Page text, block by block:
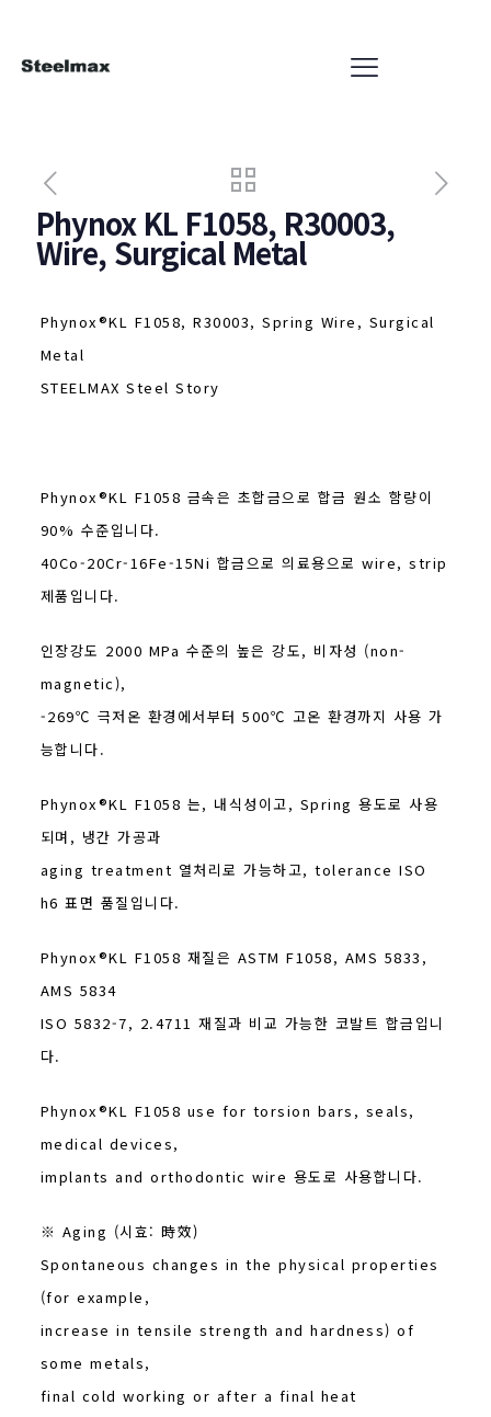
Phynox KL F1058, R30003,
Wire, Surgical Metal
Phynox®KL F1058, R30003, Spring Wire, Surgical
Metal
STEELMAX Steel Story
Phynox®KL F1058 금속은 초합금으로 합금 원소 함량이
90% 수준입니다.
40Co-20Cr-16Fe-15Ni 합금으로 의료용으로 wire, strip
제품입니다.
인장강도 2000 MPa 수준의 높은 강도, 비자성 (non-
magnetic),
-269℃ 극저온 환경에서부터 500℃ 고온 환경까지 사용 가
능합니다.
Phynox®KL F1058 는, 내식성이고, Spring 용도로 사용
되며, 냉간 가공과
aging treatment 열처리로 가능하고, tolerance ISO
h6 표면 품질입니다.
Phynox®KL F1058 재질은 ASTM F1058, AMS 5833,
AMS 5834
ISO 5832-7, 2.4711 재질과 비교 가능한 코발트 합금입니
다.
Phynox®KL F1058 use for torsion bars, seals,
medical devices,
implants and orthodontic wire 용도로 사용합니다.
※ Aging (시효: 時效)
Spontaneous changes in the physical properties
(for example,
increase in tensile strength and hardness) of
some metals,
final cold working or after a final heat